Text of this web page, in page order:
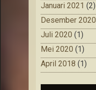
Januari 2021 (2)
Desember 2020
Juli 2020 (1)
Mei 2020 (1)
April 2018 (1)